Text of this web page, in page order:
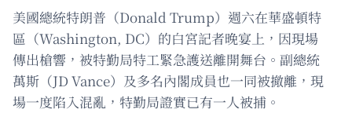
美國總統特朗普（Donald Trump）週六在華盛頓特
區（Washington, DC）的白宮記者晚宴上，因現場
傳出槍響，被特勤局特工緊急護送離開舞台。副總統
萬斯（JD Vance）及多名內閣成員也一同被撤離，現
場一度陷入混亂，特勤局證實已有一人被捕。